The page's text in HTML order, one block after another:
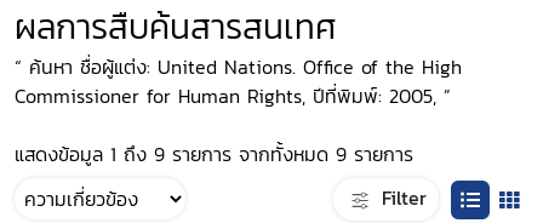
ผลการสืบค้นสารสนเทศ
“ ค้นหา ชื่อผู้แต่ง: United Nations. Office of the High
Commissioner for Human Rights, ปีที่พิมพ์: 2005, ”
แสดงข้อมูล 1 ถึง 9 รายการ จากทั้งหมด 9 รายการ
Filter